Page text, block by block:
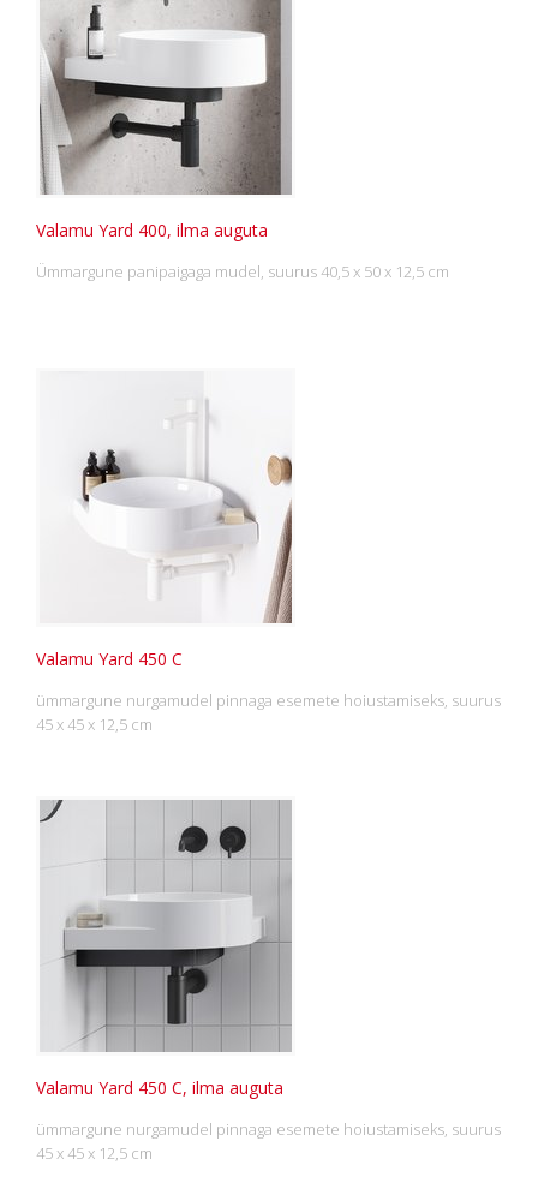
Valamu Yard 400, ilma auguta
Ümmargune panipaigaga mudel, suurus 40,5 x 50 x 12,5 cm
Valamu Yard 450 C
ümmargune nurgamudel pinnaga esemete hoiustamiseks, suurus
45 x 45 x 12,5 cm
Valamu Yard 450 C, ilma auguta
ümmargune nurgamudel pinnaga esemete hoiustamiseks, suurus
45 x 45 x 12,5 cm